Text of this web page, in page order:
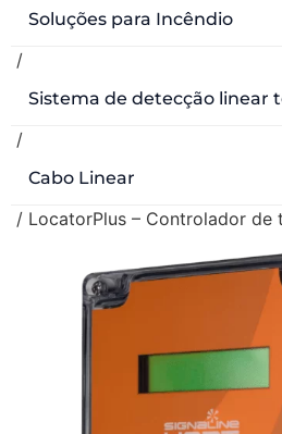
Soluções para Incêndio
/
Sistema de detecção linear
/
Cabo Linear
/ LocatorPlus – Controlador de